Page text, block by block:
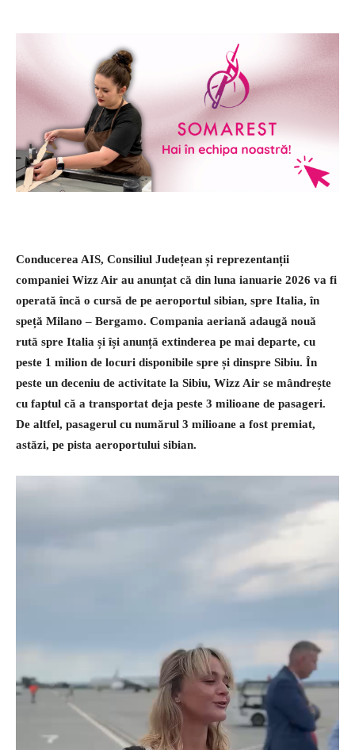
Conducerea AIS, Consiliul Județean și reprezentanții
companiei Wizz Air au anunțat că din luna ianuarie 2026 va fi
operată încă o cursă de pe aeroportul sibian, spre Italia, în
speță Milano – Bergamo. Compania aeriană adaugă nouă
rută spre Italia și își anunță extinderea pe mai departe, cu
peste 1 milion de locuri disponibile spre și dinspre Sibiu. În
peste un deceniu de activitate la Sibiu, Wizz Air se mândrește
cu faptul că a transportat deja peste 3 milioane de pasageri.
De altfel, pasagerul cu numărul 3 milioane a fost premiat,
astăzi, pe pista aeroportului sibian.